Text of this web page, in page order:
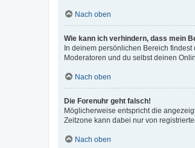
Nach oben
Wie kann ich verhindern, dass mein
In deinem persönlichen Bereich
Moderatoren und du selbst deinen
Nach oben
Die Forenuhr geht falsch!
Möglicherweise entspricht die
Zeitzone kann dabei nur von
Nach oben